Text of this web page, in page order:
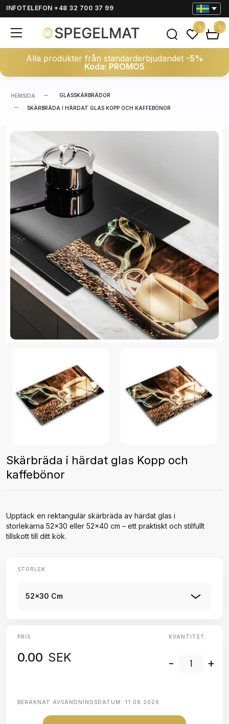
INFOTELEFON +48 32 700 37 99
Alla produkter från standarderbjudandet -5%
Koda: PROMO5
0 0
HEMSIDA GLASSKÄRBRÄDOR
SKÄRBRÄDA I HÄRDAT GLAS KOPP OCH KAFFEBÖNOR
Skärbräda i härdat glas Kopp och
kaffebönor
Upptäck en rektangulär skärbräda av härdat glas i
storlekarna 52x30 eller 52x40 cm – ett praktiskt och stilfullt
tillskott till ditt kök.
STORLEK
52x30 Cm
PRIS
0.00 SEK
KVANTITET:
- +
BERÄKNAT AVSÄNDNINGSDATUM: 11.08.2026